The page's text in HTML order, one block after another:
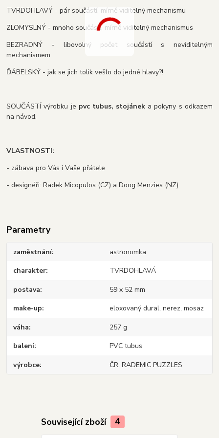
TVRDOHLAVÝ - pár součástí, mírně viditelný mechanismu
ZLOMYSLNÝ - mnoho součástí, mírně viditelný mechanismus
BEZRADNÝ - libovolný počet součástí s neviditelným
mechanismem
ĎÁBELSKÝ - jak se jich tolik vešlo do jedné hlavy?!
SOUČÁSTÍ výrobku je pvc tubus, stojánek a pokyny s odkazem
na návod.
VLASTNOSTI:
- zábava pro Vás i Vaše přátele
- designéři: Radek Micopulos (CZ) a Doog Menzies (NZ)
Parametry
zaměstnání astronomka
charakter TVRDOHLAVÁ
postava 59 x 52 mm
make-up eloxovaný dural, nerez, mosaz
váha 257 g
balení PVC tubus
výrobce ČR, RADEMIC PUZZLES
Související zboží 4